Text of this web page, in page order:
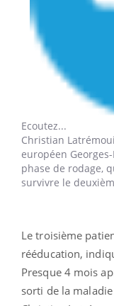
Ecoutez...
Christian
européen
phase de rodage,
survivre le
Le troisième
rééducation,
Presque 4 mois
sorti de la